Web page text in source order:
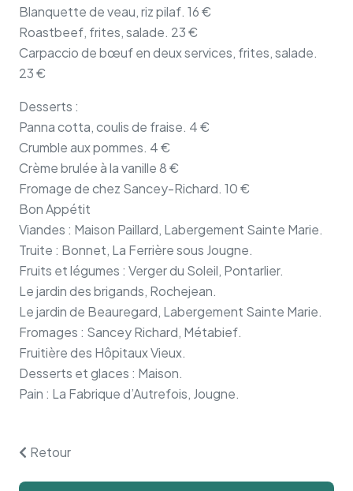
Blanquette de veau, riz pilaf. 16 €
Roastbeef, frites, salade. 23 €
Carpaccio de bœuf en deux services, frites, salade.
23 €
Desserts :
Panna cotta, coulis de fraise. 4 €
Crumble aux pommes. 4 €
Crème brulée à la vanille 8 €
Fromage de chez Sancey-Richard. 10 €
Bon Appétit
Viandes : Maison Paillard, Labergement Sainte Marie.
Truite : Bonnet, La Ferrière sous Jougne.
Fruits et légumes : Verger du Soleil, Pontarlier.
Le jardin des brigands, Rochejean.
Le jardin de Beauregard, Labergement Sainte Marie.
Fromages : Sancey Richard, Métabief.
Fruitière des Hôpitaux Vieux.
Desserts et glaces : Maison.
Pain : La Fabrique d’Autrefois, Jougne.
Retour